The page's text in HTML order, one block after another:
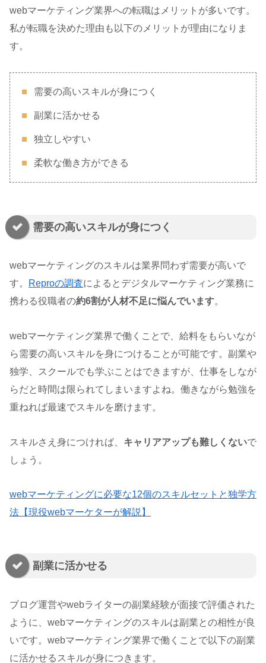
webマーケティング業界への転職はメリットが多いです。
私が転職を決めた理由も以下のメリットが理由になりま
す。
需要の高いスキルが身につく
副業に活かせる
独立しやすい
柔軟な働き方ができる
需要の高いスキルが身につく
webマーケティングのスキルは業界問わず需要が高いで
す。
Reproの調査によるとデジタルマーケティング業務に
携わる役職者の約6割が人材不足に悩んでいます。
webマーケティング業界で働くことで、給料をもらいなが
ら需要の高いスキルを身につけることが可能です。副業や
独学、スクールでも学ぶことはできますが、仕事をしなが
らだと時間は限られてしまいますよね。働きながら勉強を
重ねれば最速でスキルを磨けます。
スキルさえ身につければ、 キャリアアップも難しくないで
しょう。
webマーケティングに必要な12個のスキルセットと独学方
法【現役webマーケターが解説】
副業に活かせる
ブログ運営やwebライターの副業経験が面接で評価された
ように、webマーケティングのスキルは副業との相性が良
いです。webマーケティング業界で働くことで以下の副業
に活かせるスキルが身につきます。